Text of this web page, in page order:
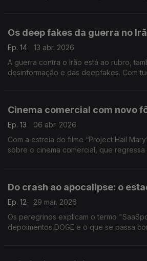
Os deep fakes da guerra no
Ep. 14
13 abr. 2026
A guerra contra o Irão está ao rubro,
desinformação e das deepfakes. Com
Cinema comercial com novo
Ep. 13
06 abr. 2026
Com a estreia do filme “Project Hail
sobre o cinema comercial, que
Do crash ao apocalipse: o
Ep. 12
29 mar. 2026
Os peregrinos explicam o termo
depoimentos DOGE e o que se passa